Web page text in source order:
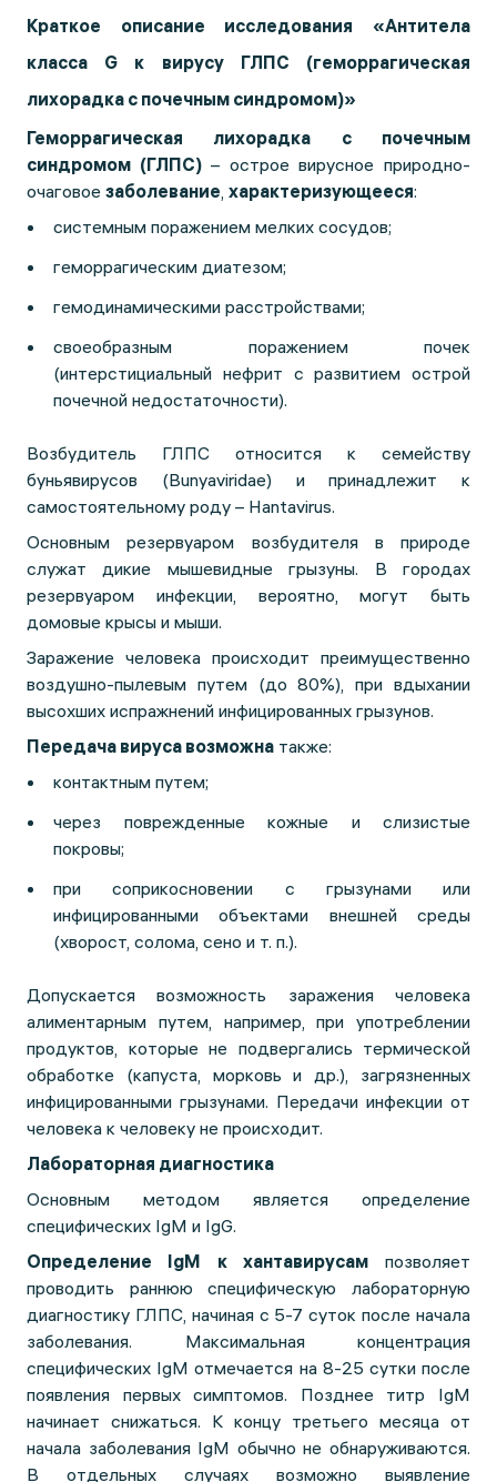
Краткое описание исследования «Антитела
класса G к вирусу ГЛПС (геморрагическая
лихорадка с почечным синдромом)»
Геморрагическая лихорадка с почечным
синдромом (ГЛПС)– острое вирусное природно-
очаговое заболевание, характеризующееся:
системным поражением мелких сосудов;
геморрагическим диатезом;
гемодинамическими расстройствами;
своеобразным поражением почек
(интерстициальный нефрит с развитием острой
почечной недостаточности).
Возбудитель ГЛПС относится к семейству
буньявирусов (Bunyaviridae) и принадлежит к
самостоятельному роду – Hantavirus.
Основным резервуаром возбудителя в природе
служат дикие мышевидные грызуны. В городах
резервуаром инфекции, вероятно, могут быть
домовые крысы и мыши.
Заражение человека происходит преимущественно
воздушно-пылевым путем (до 80%), при вдыхании
высохших испражнений инфицированных грызунов.
Передача вируса возможна также:
контактным путем;
через поврежденные кожные и слизистые
покровы;
при соприкосновении с грызунами или
инфицированными объектами внешней среды
(хворост, солома, сено и т. п.).
Допускается возможность заражения человека
алиментарным путем, например, при употреблении
продуктов, которые не подвергались термической
обработке (капуста, морковь и др.), загрязненных
инфицированными грызунами. Передачи инфекции от
человека к человеку не происходит.
Лабораторная диагностика
Основным методом является определение
специфических IgM и IgG.
Определение IgM к хантавирусампозволяет
проводить раннюю специфическую лабораторную
диагностику ГЛПС, начиная с 5-7 суток после начала
заболевания. Максимальная концентрация
специфических IgM отмечается на 8-25 сутки после
появления первых симптомов. Позднее титр IgM
начинает снижаться. К концу третьего месяца от
начала заболевания IgM обычно не обнаруживаются.
В отдельных случаях возможно выявление